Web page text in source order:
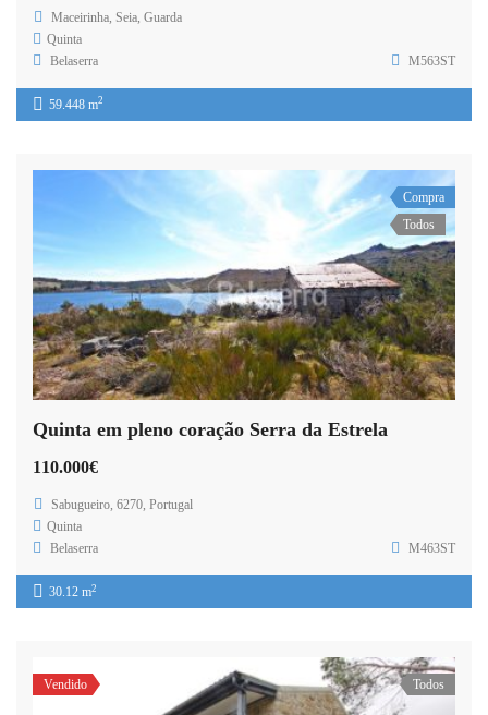
Maceirinha, Seia, Guarda
Quinta
Belaserra
M563ST
59.448 m2
Compra
Todos
Quinta em pleno coração Serra da Estrela
110.000€
Sabugueiro, 6270, Portugal
Quinta
Belaserra
M463ST
30.12 m2
Vendido Todos